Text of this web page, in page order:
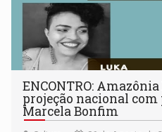
ENCONTRO:
projeção nacional
Marcela Bonfim